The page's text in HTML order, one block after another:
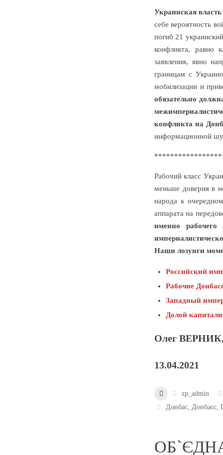
Украинская
себе вероятность
погиб 21
конфликта, равно
заявления, явно
границам с
мобилизации и
обязательно
конфликта на
информационной
Рабочий класс
меньше доверия в
народа к
аппарата на
именно рабочего
Наши лозунги
Российский
Рабочие
Западный
Долой
Олег ВЕРНИК,
13.04.2021
zp_admin
Донбас Донбасс ,